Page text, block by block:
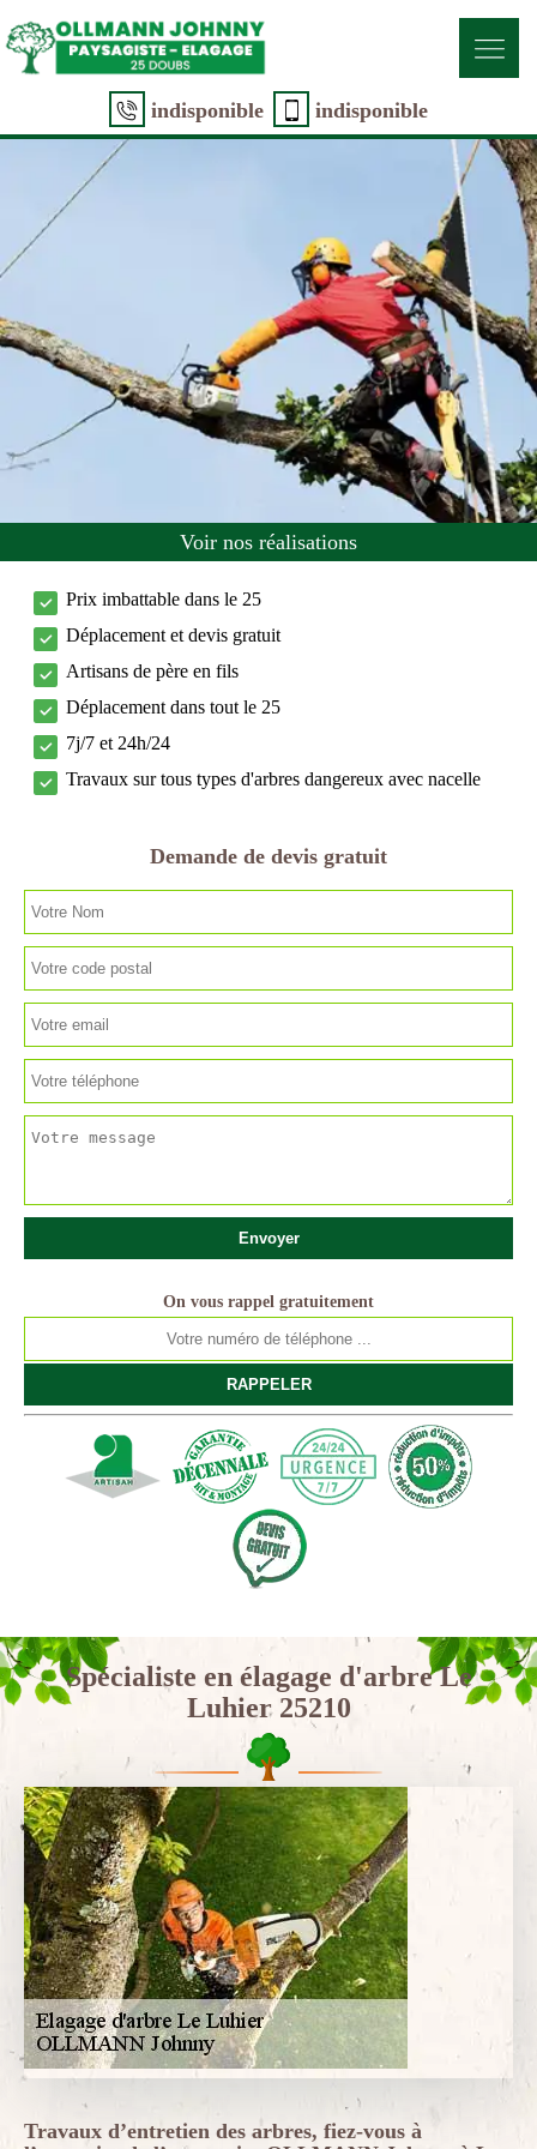
indisponible indisponible
Voir nos réalisations
Prix imbattable dans le 25
Déplacement et devis gratuit
Artisans de père en fils
Déplacement dans tout le 25
7j/7 et 24h/24
Travaux sur tous types d'arbres dangereux avec nacelle
Demande de devis gratuit
On vous rappel gratuitement
Spécialiste en élagage d'arbre Le
Luhier 25210
Travaux d’entretien des arbres, fiez-vous à